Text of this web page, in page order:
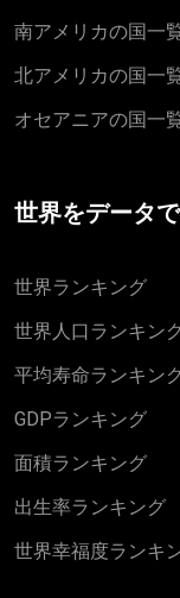
南アメリカの国一
北アメリカの国一
オセアニアの国一
世界をデータ
世界ランキング
世界人口ランキン
平均寿命ランキン
GDPランキング
面積ランキング
出生率ランキング
世界幸福度ランキ